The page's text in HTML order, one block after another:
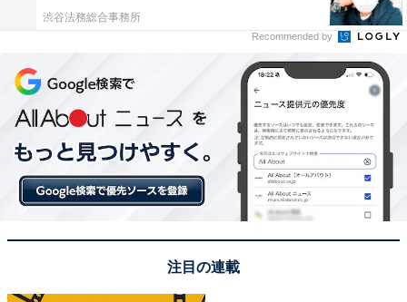
渋谷法務総合事務所
Recommended by
注目の連載